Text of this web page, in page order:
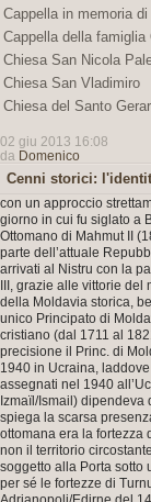
Cappella in memoria
Cappella della famiglia
Chiesa San Nicola
Chiesa San Vladimiro
Chiesa del Santo
02 giu 2013 16:08
da Domenico
Cenni storici:
con un approccio
giorno in cui fu siglato a
Ottomano di Mahmut II
parte dell’attuale
arrivati al Nistru con la
III, grazie alle vittorie
della Moldavia storica,
unico Principato di
cristiano (dal 1711 al
precisione il Princ. di
1940 in Ucraina,
assegnati nel 1940
Izmaïl/Ismail) dipendeva
spiega la scarsa
ottomana era la fortezza
non il territorio
soggetto alla Porta sotto
per sé le fortezze di